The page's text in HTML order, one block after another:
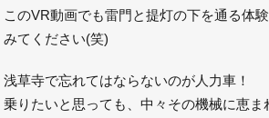
このVR動画でも雷門と提灯の下を通る体
みてください(笑)
浅草寺で忘れてはならないのが人力車！
乗りたいと思っても、中々その機械に恵ま